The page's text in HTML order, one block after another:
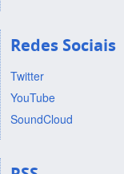
Redes Sociais
Twitter
YouTube
SoundCloud